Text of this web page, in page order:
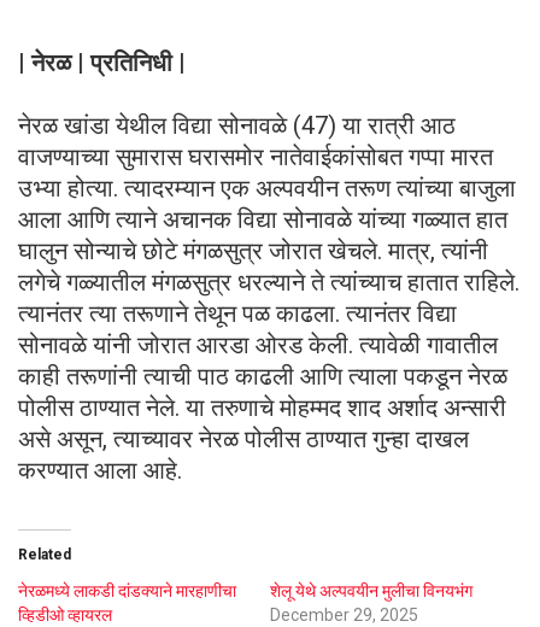
| नेरळ | प्रतिनिधी |
नेरळ खांडा येथील विद्या सोनावळे (47) या रात्री आठ
वाजण्याच्या सुमारास घरासमोर नातेवाईकांसोबत गप्पा मारत
उभ्या होत्या. त्यादरम्यान एक अल्पवयीन तरूण त्यांच्या बाजुला
आला आणि त्याने अचानक विद्या सोनावळे यांच्या गळ्यात हात
घालुन सोन्याचे छोटे मंगळसुत्र जोरात खेचले. मात्र, त्यांनी
लगेचे गळ्यातील मंगळसुत्र धरल्याने ते त्यांच्याच हातात राहिले.
त्यानंतर त्या तरूणाने तेथून पळ काढला. त्यानंतर विद्या
सोनावळे यांनी जोरात आरडा ओरड केली. त्यावेळी गावातील
काही तरूणांनी त्याची पाठ काढली आणि त्याला पकडून नेरळ
पोलीस ठाण्यात नेले. या तरुणाचे मोहम्मद शाद अर्शाद अन्सारी
असे असून, त्याच्यावर नेरळ पोलीस ठाण्यात गुन्हा दाखल
करण्यात आला आहे.
Related
नेरळमध्ये लाकडी दांडक्याने मारहाणीचा
व्हिडीओ व्हायरल
शेलू येथे अल्पवयीन मुलीचा विनयभंग
December 29, 2025